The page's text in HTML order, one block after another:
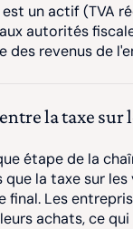
un actif (TVA
autorités
revenus de
la taxe sur
étape de la
la taxe sur
final. Les
achats, ce